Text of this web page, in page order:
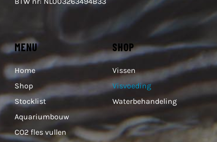
MENU
Home
Shop
Stocklist
Aquariumbouw
CO2 fles vullen
SHOP
Vissen
Visvoeding
Waterbehandeling